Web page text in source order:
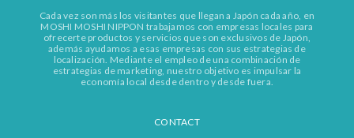
Cada vez son más los visitantes que llegan a Japón cada año, en
MOSHI MOSHI NIPPON trabajamos con empresas locales para
ofrecerte productos y servicios que son exclusivos de Japón,
además ayudamos a esas empresas con sus estrategias de
localización. Mediante el empleo de una combinación de
estrategias de marketing, nuestro objetivo es impulsar la
economía local desde dentro y desde fuera.
CONTACT